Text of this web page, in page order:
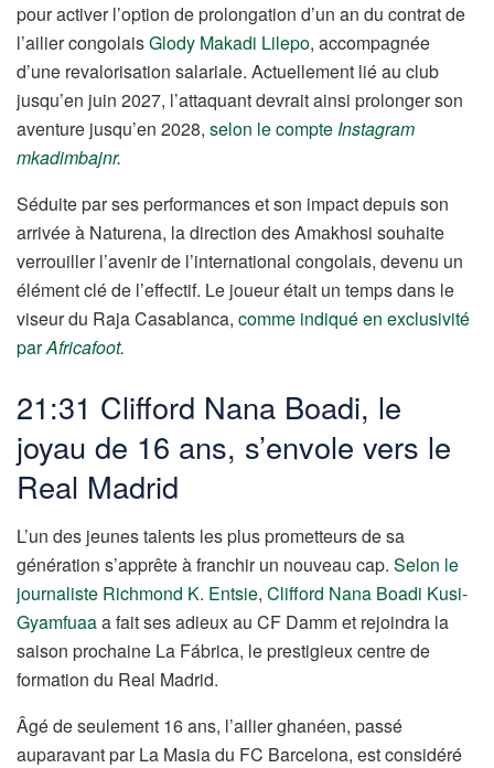
pour activer l’option de prolongation d’un an du contrat de
l’ailier congolaisGlody Makadi Lilepo, accompagnée
d’une revalorisation salariale. Actuellement lié au club
jusqu’en juin 2027, l’attaquant devrait ainsi prolonger son
aventure jusqu’en 2028, selon le compteInstagram
mkadimbajnr.
Séduite par ses performances et son impact depuis son
arrivée à Naturena, la direction des Amakhosi souhaite
verrouiller l’avenir de l’international congolais, devenu un
élément clé de l’effectif. Le joueur était un temps dans le
viseur du Raja Casablanca, comme indiqué en exclusivité
parAfricafoot.
21:31 Clifford Nana Boadi, le
joyau de 16 ans, s’envole vers le
Real Madrid
L’un des jeunes talents les plus prometteurs de sa
génération s’apprête à franchir un nouveau cap. Selon le
journaliste Richmond K. Entsie, Clifford Nana Boadi Kusi-
Gyamfuaaa fait ses adieux au CF Damm et rejoindra la
saison prochaine La Fábrica, le prestigieux centre de
formation du Real Madrid.
Âgé de seulement 16 ans, l’ailier ghanéen, passé
auparavant par La Masia du FC Barcelona, est considéré